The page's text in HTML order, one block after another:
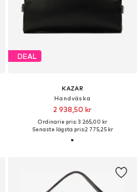
DEAL
KAZAR
Handväska
2 938,50 kr
Ordinarie pris: 3 265,00 kr
Senaste lägsta pris:2 775,25 kr